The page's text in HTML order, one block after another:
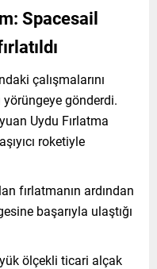
Spacesail
çalışmalarını
gönderdi.
Uydu Fırlatma
roketiyle
fırlatmanın ardından
başarıyla ulaştığı
ölçekli ticari alçak